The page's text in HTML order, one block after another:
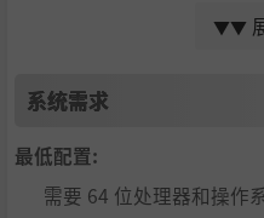
通过漂移和用尾流冲击对手
▼▼
系统需求
最低配置:
需要 64 位处理器和操作